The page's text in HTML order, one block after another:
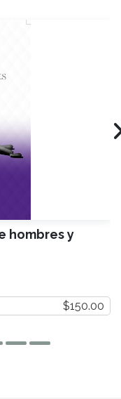
hombres y
$150.00